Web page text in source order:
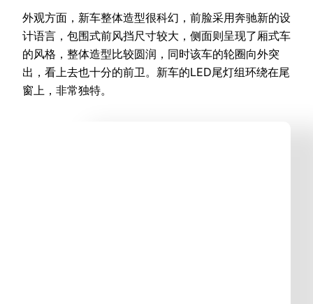
外观方面，新车整体造型很科幻，前脸采用奔驰新的设
计语言，包围式前风挡尺寸较大，侧面则呈现了厢式车
的风格，整体造型比较圆润，同时该车的轮圈向外突
出，看上去也十分的前卫。新车的LED尾灯组环绕在尾
窗上，非常独特。